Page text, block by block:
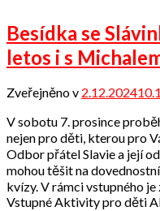
Besídka se
letos i s
Zveřejněno v 2.12.2024
V sobotu 7. prosince
nejen pro děti, kterou pro
Odbor přátel Slavie a její
mohou těšit na
kvízy. V rámci vstupného
Vstupné Aktivity pro děti